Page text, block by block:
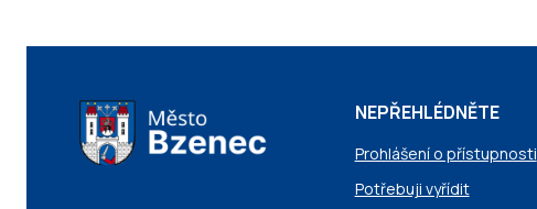
NEPŘEHLÉDNĚTE
Prohlášení o přístupnosti
Potřebuji vyřídit